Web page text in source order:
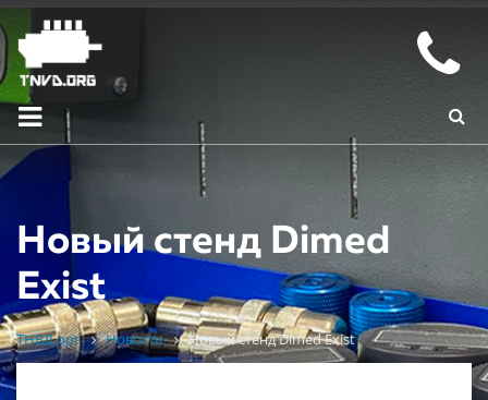
Новый стенд Dimed
Exist
ТНВД.орг Новости Новый стенд Dimed Exist